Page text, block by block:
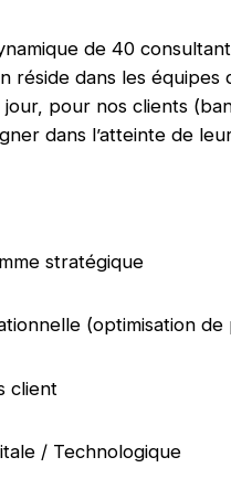
de 40
réside dans les équipes
pour nos clients
dans l’atteinte de
stratégique
(optimisation de
client
/ Technologique